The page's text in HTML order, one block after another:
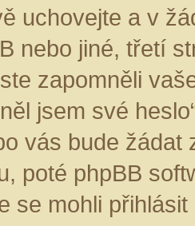
uchovejte a v
nebo jiné, třetí
zapomněli
jsem své
vás bude
poté phpBB
se mohli